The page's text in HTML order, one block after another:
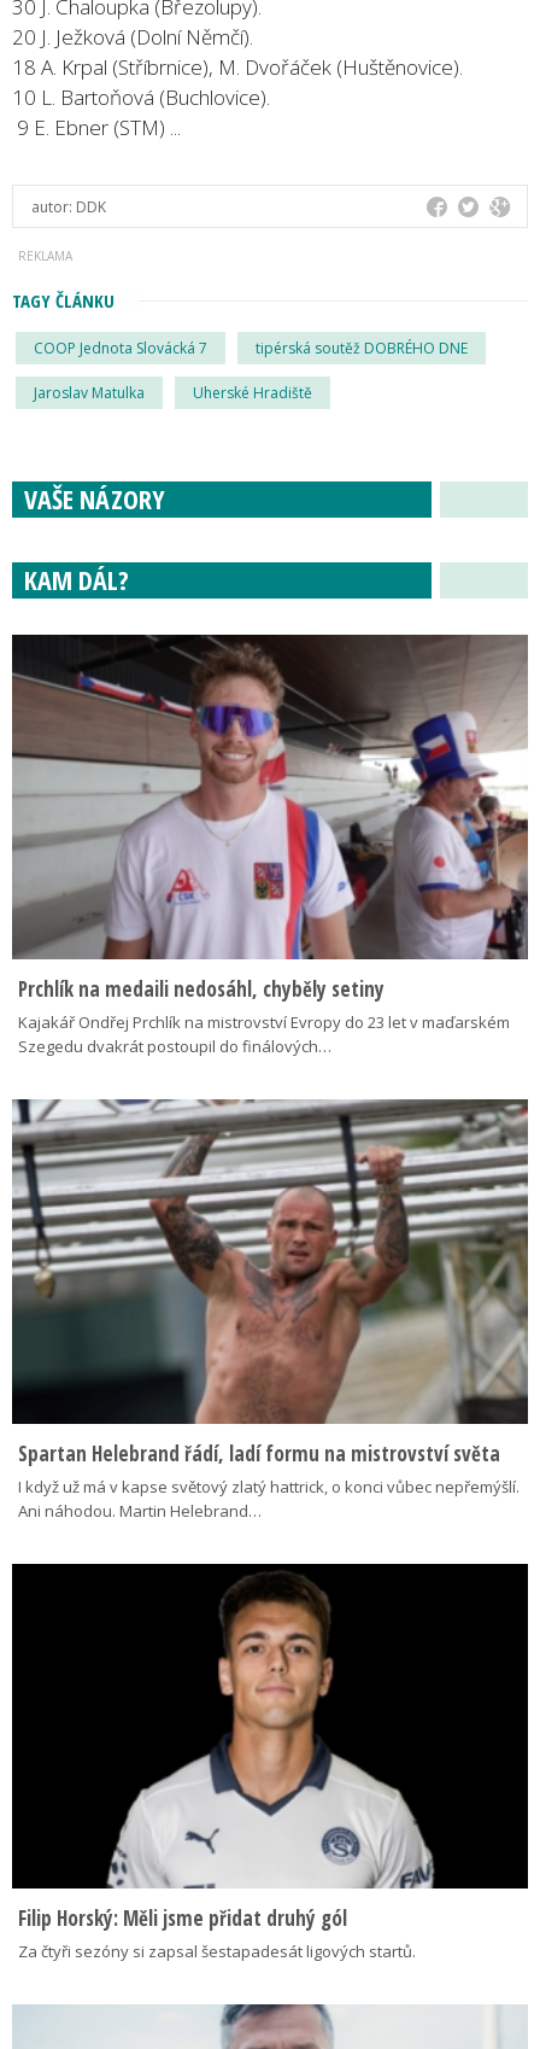
30 J. Chaloupka (Březolupy).
20 J. Ježková (Dolní Němčí).
18 A. Krpal (Stříbrnice), M. Dvořáček (Huštěnovice).
10 L. Bartoňová (Buchlovice).
9 E. Ebner (STM) ...
autor: DDK
TAGY ČLÁNKU
COOP Jednota Slovácká 7 tipérská soutěž DOBRÉHO DNE
Jaroslav Matulka Uherské Hradiště
VAŠE NÁZORY
KAM DÁL?
Prchlík na medaili nedosáhl, chyběly setiny
Kajakář Ondřej Prchlík na mistrovství Evropy do 23 let v maďarském
Szegedu dvakrát postoupil do finálových…
Spartan Helebrand řádí, ladí formu na mistrovství světa
I když už má v kapse světový zlatý hattrick, o konci vůbec nepřemýšlí.
Ani náhodou. Martin Helebrand…
Filip Horský: Měli jsme přidat druhý gól
Za čtyři sezóny si zapsal šestapadesát ligových startů.